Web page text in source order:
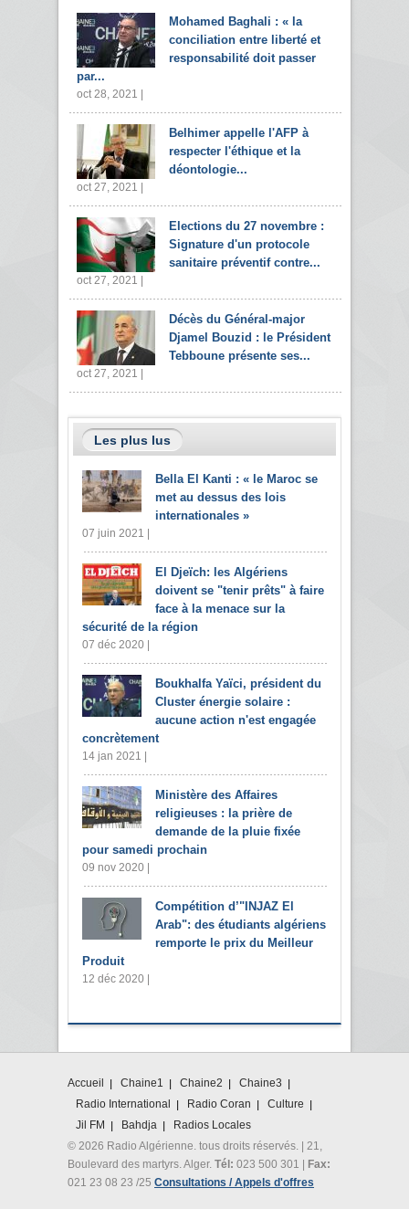
Mohamed Baghali : « la
conciliation entre liberté et
responsabilité doit passer
par...
oct 28, 2021 |
Belhimer appelle l'AFP à
respecter l'éthique et la
déontologie...
oct 27, 2021 |
Elections du 27 novembre :
Signature d'un protocole
sanitaire préventif contre...
oct 27, 2021 |
Décès du Général-major
Djamel Bouzid : le Président
Tebboune présente ses...
oct 27, 2021 |
Les plus lus
Bella El Kanti : « le Maroc se
met au dessus des lois
internationales »
07 juin 2021 |
El Djeïch: les Algériens
doivent se "tenir prêts" à faire
face à la menace sur la
sécurité de la région
07 déc 2020 |
Boukhalfa Yaïci, président du
Cluster énergie solaire :
aucune action n'est engagée
concrètement
14 jan 2021 |
Ministère des Affaires
religieuses : la prière de
demande de la pluie fixée
pour samedi prochain
09 nov 2020 |
Compétition d’"INJAZ El
Arab": des étudiants algériens
remporte le prix du Meilleur
Produit
12 déc 2020 |
Accueil Chaine1 Chaine2
Chaine3
Radio International
Radio Coran
Culture
Jil FM
Bahdja
Radios Locales
© 2026 Radio Algérienne. tous droits réservés. | 21,
Boulevard des martyrs. Alger. Tél: 023 500 301 |
Fax:
021 23 08 23 /25 Consultations / Appels d'offres